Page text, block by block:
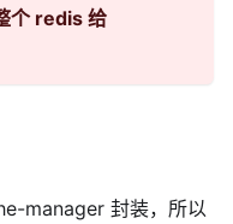
个 redis 给
manager 封装，所以